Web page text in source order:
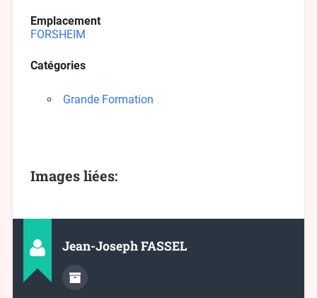
Emplacement
FORSHEIM
Catégories
Grande Formation
Images liées:
Jean-Joseph FASSEL